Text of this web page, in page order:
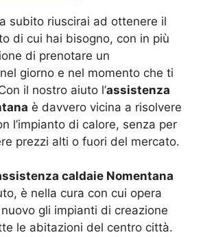
subito riuscirai ad ottenere il
di cui hai bisogno, con in più
di prenotare un
giorno e nel momento che ti
il nostro aiuto l’assistenza
è davvero vicina a risolvere
l’impianto di calore, senza per
prezzi alti o fuori del mercato.
caldaie Nomentana
è nella cura con cui opera
gli impianti di creazione
le abitazioni del centro città.